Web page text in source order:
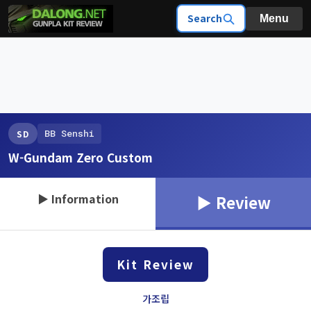
Search Menu
SD BB Senshi
W-Gundam Zero Custom
▶ Information ▶ Review
Kit Review
가조립